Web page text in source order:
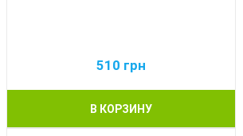
510 грн
В КОРЗИНУ